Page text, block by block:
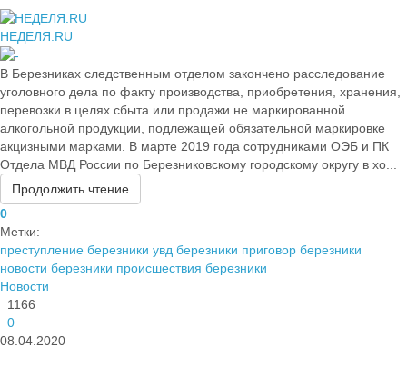
НЕДЕЛЯ.RU
В Березниках следственным отделом закончено расследование
уголовного дела по факту производства, приобретения, хранения,
перевозки в целях сбыта или продажи не маркированной
алкогольной продукции, подлежащей обязательной маркировке
акцизными марками. В марте 2019 года сотрудниками ОЭБ и ПК
Отдела МВД России по Березниковскому городскому округу в хо...
Продолжить чтение
0
Метки:
преступление березники увд березники приговор березники
новости березники происшествия березники
Новости
1166
0
08.04.2020